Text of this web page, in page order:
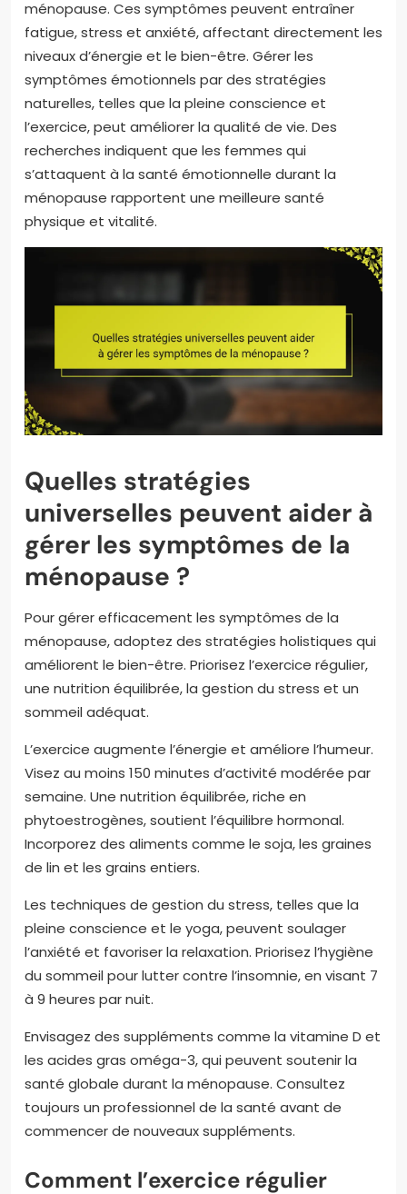
ménopause. Ces symptômes peuvent entraîner
fatigue, stress et anxiété, affectant directement les
niveaux d’énergie et le bien-être. Gérer les
symptômes émotionnels par des stratégies
naturelles, telles que la pleine conscience et
l’exercice, peut améliorer la qualité de vie. Des
recherches indiquent que les femmes qui
s’attaquent à la santé émotionnelle durant la
ménopause rapportent une meilleure santé
physique et vitalité.
Quelles stratégies
universelles peuvent aider à
gérer les symptômes de la
ménopause ?
Pour gérer efficacement les symptômes de la
ménopause, adoptez des stratégies holistiques qui
améliorent le bien-être. Priorisez l’exercice régulier,
une nutrition équilibrée, la gestion du stress et un
sommeil adéquat.
L’exercice augmente l’énergie et améliore l’humeur.
Visez au moins 150 minutes d’activité modérée par
semaine. Une nutrition équilibrée, riche en
phytoestrogènes, soutient l’équilibre hormonal.
Incorporez des aliments comme le soja, les graines
de lin et les grains entiers.
Les techniques de gestion du stress, telles que la
pleine conscience et le yoga, peuvent soulager
l’anxiété et favoriser la relaxation. Priorisez l’hygiène
du sommeil pour lutter contre l’insomnie, en visant 7
à 9 heures par nuit.
Envisagez des suppléments comme la vitamine D et
les acides gras oméga-3, qui peuvent soutenir la
santé globale durant la ménopause. Consultez
toujours un professionnel de la santé avant de
commencer de nouveaux suppléments.
Comment l’exercice régulier